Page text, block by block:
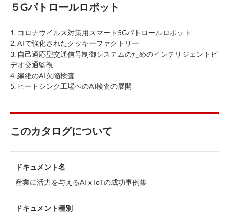
５Gパトロールロボット
1. コロナウイルス対策用スマート5Gパトロールロボット
2. AIで強化されたクッキーファクトリー
3. 自己適応型交通信号制御システムのためのインテリジェントビ
デオ交通監視
4. 繊維のAI欠陥検査
5. ヒートシンク工場へのAI検査の展開
このカタログについて
ドキュメント名
産業に活力を与えるAI x IoTの成功事例集
ドキュメント種別